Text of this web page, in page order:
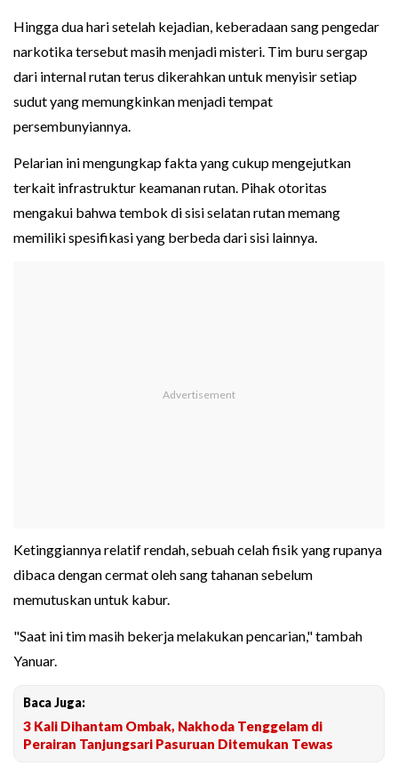
Hingga dua hari setelah kejadian, keberadaan sang pengedar
narkotika tersebut masih menjadi misteri. Tim buru sergap
dari internal rutan terus dikerahkan untuk menyisir setiap
sudut yang memungkinkan menjadi tempat
persembunyiannya.
Pelarian ini mengungkap fakta yang cukup mengejutkan
terkait infrastruktur keamanan rutan. Pihak otoritas
mengakui bahwa tembok di sisi selatan rutan memang
memiliki spesifikasi yang berbeda dari sisi lainnya.
Ketinggiannya relatif rendah, sebuah celah fisik yang rupanya
dibaca dengan cermat oleh sang tahanan sebelum
memutuskan untuk kabur.
"Saat ini tim masih bekerja melakukan pencarian," tambah
Yanuar.
Baca Juga:
3 Kali Dihantam Ombak, Nakhoda Tenggelam di
Perairan Tanjungsari Pasuruan Ditemukan Tewas